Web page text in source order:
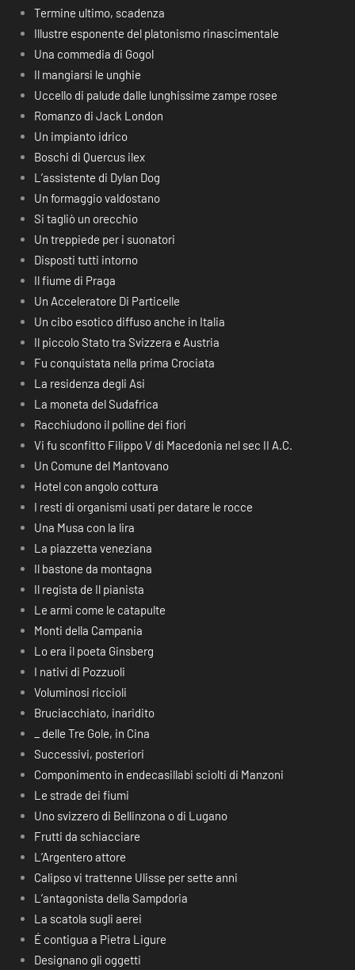
Termine ultimo, scadenza
Illustre esponente del platonismo rinascimentale
Una commedia di Gogol
Il mangiarsi le unghie
Uccello di palude dalle lunghissime zampe rosee
Romanzo di Jack London
Un impianto idrico
Boschi di Quercus ilex
L’assistente di Dylan Dog
Un formaggio valdostano
Si tagliò un orecchio
Un treppiede per i suonatori
Disposti tutti intorno
Il fiume di Praga
Un Acceleratore Di Particelle
Un cibo esotico diffuso anche in Italia
Il piccolo Stato tra Svizzera e Austria
Fu conquistata nella prima Crociata
La residenza degli Asi
La moneta del Sudafrica
Racchiudono il polline dei fiori
Vi fu sconfitto Filippo V di Macedonia nel sec II A.C.
Un Comune del Mantovano
Hotel con angolo cottura
I resti di organismi usati per datare le rocce
Una Musa con la lira
La piazzetta veneziana
Il bastone da montagna
Il regista de Il pianista
Le armi come le catapulte
Monti della Campania
Lo era il poeta Ginsberg
I nativi di Pozzuoli
Voluminosi riccioli
Bruciacchiato, inaridito
_ delle Tre Gole, in Cina
Successivi, posteriori
Componimento in endecasillabi sciolti di Manzoni
Le strade dei fiumi
Uno svizzero di Bellinzona o di Lugano
Frutti da schiacciare
L’Argentero attore
Calipso vi trattenne Ulisse per sette anni
L’antagonista della Sampdoria
La scatola sugli aerei
É contigua a Pietra Ligure
Designano gli oggetti